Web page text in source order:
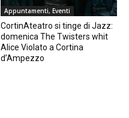
Appuntamenti, Eventi
CortinAteatro si tinge di Jazz:
domenica The Twisters whit
Alice Violato a Cortina
d’Ampezzo